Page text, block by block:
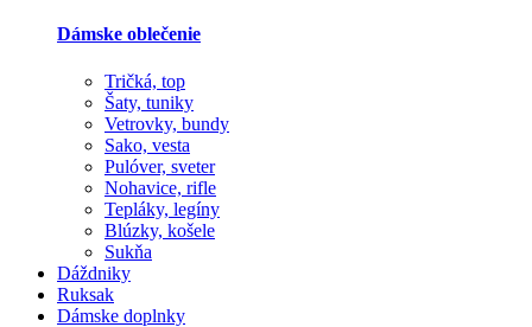
Dámske oblečenie
Tričká, top
Šaty, tuniky
Vetrovky, bundy
Sako, vesta
Pulóver, sveter
Nohavice, rifle
Tepláky, legíny
Blúzky, košele
Sukňa
Dáždniky
Ruksak
Dámske doplnky